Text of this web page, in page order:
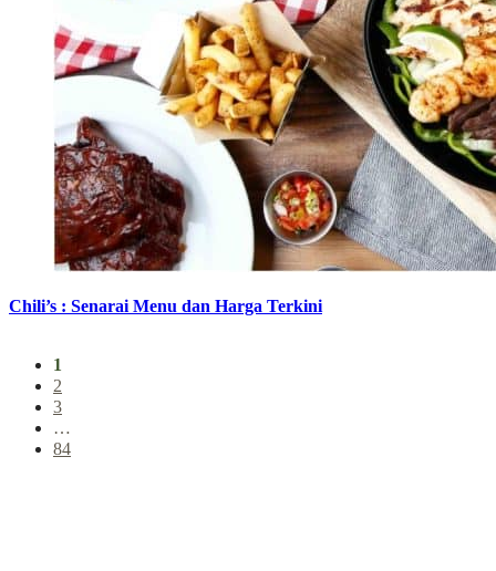
Chili’s : Senarai Menu dan Harga Terkini
1
2
3
…
84